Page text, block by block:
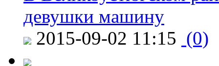
девушки машину
2015-09-02 11:15 (0)